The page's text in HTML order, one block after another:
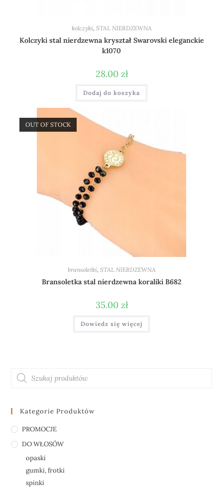
kolczyki, STAL NIERDZEWNA
Kolczyki stal nierdzewna kryształ Swarovski eleganckie
k1070
28.00 zł
Dodaj do koszyka
OUT OF STOCK
bransoletki STAL NIERDZEWNA
Bransoletka stal nierdzewna koraliki B682
35.00 zł
Dowiedz się więcej
Kategorie Produktów
PROMOCJE
DO WŁOSÓW
opaski
gumki, frotki
spinki